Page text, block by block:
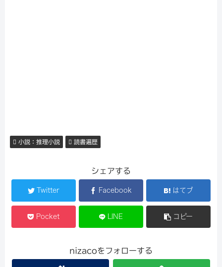
小説：推理小説 読書遍歴
シェアする
Twitter Facebook はてブ
Pocket LINE コピー
nizacoをフォローする